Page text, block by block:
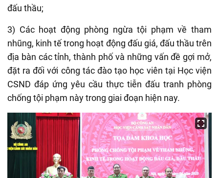
đấu thầu;
3) Các hoạt động phòng ngừa tội phạm về tham
nhũng, kinh tế trong hoạt động đấu giá, đấu thầu trên
địa bàn các tỉnh, thành phố và những vấn đề gợi mở,
đặt ra đối với công tác đào tạo học viên tại Học viện
CSND đáp ứng yêu cầu thực tiễn đấu tranh phòng
chống tội phạm này trong giai đoạn hiện nay.